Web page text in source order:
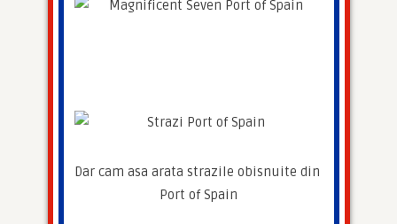
Dar cam asa arata strazile obisnuite din
Port of Spain